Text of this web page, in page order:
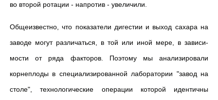
во второй ротации - напро­тив - увеличили.
Общеизвестно, что показатели дигестии и выход сахара на
заводе могут различаться, в той или иной мере, в зависи­
мости от ряда факторов. Поэтому мы анализировали
корнеплоды в специализированной лаборатории "завод на
столе", технологические операции которой идентичны